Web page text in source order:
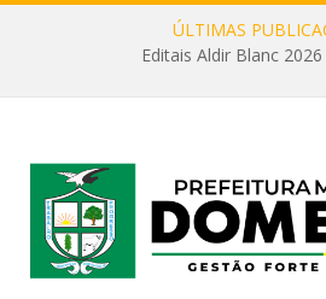
ÚLTIMAS
Editais Aldir Blanc